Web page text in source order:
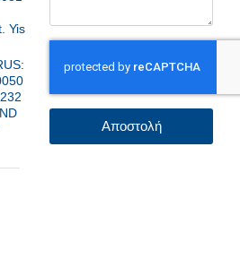
Yis
Αποστολή